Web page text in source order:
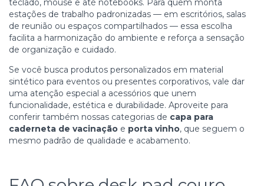
teclado, mouse e até notebooks. Para quem monta
estações de trabalho padronizadas — em escritórios, salas
de reunião ou espaços compartilhados — essa escolha
facilita a harmonização do ambiente e reforça a sensação
de organização e cuidado.
Se você busca produtos personalizados em material
sintético para eventos ou presentes corporativos, vale dar
uma atenção especial a acessórios que unem
funcionalidade, estética e durabilidade. Aproveite para
conferir também nossas categorias de capa para
caderneta de vacinação e porta vinho, que seguem o
mesmo padrão de qualidade e acabamento.